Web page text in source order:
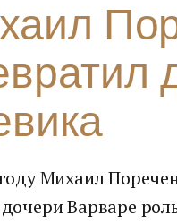
Михаил
дочери Варваре